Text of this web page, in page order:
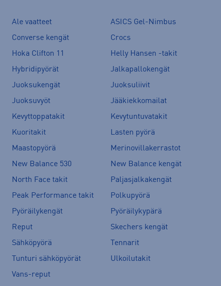
Ale vaatteet
ASICS Gel-Nimbus
Converse kengät
Crocs
Hoka Clifton 11
Helly Hansen -takit
Hybridipyörät
Jalkapallokengät
Juoksukengät
Juoksuliivit
Juoksuvyöt
Jääkiekkomailat
Kevyttoppatakit
Kevytuntuvatakit
Kuoritakit
Lasten pyörä
Maastopyörä
Merinovillakerrastot
New Balance 530
New Balance kengät
North Face takit
Paljasjalkakengät
Peak Performance takit
Polkupyörä
Pyöräilykengät
Pyöräilykypärä
Reput
Skechers kengät
Sähköpyörä
Tennarit
Tunturi sähköpyörät
Ulkoilutakit
Vans-reput